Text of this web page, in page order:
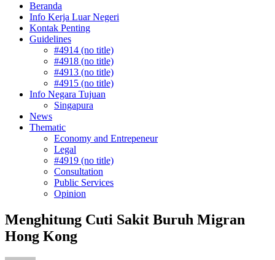
Beranda
Info Kerja Luar Negeri
Kontak Penting
Guidelines
#4914 (no title)
#4918 (no title)
#4913 (no title)
#4915 (no title)
Info Negara Tujuan
Singapura
News
Thematic
Economy and Entrepeneur
Legal
#4919 (no title)
Consultation
Public Services
Opinion
Menghitung Cuti Sakit Buruh Migran
Hong Kong